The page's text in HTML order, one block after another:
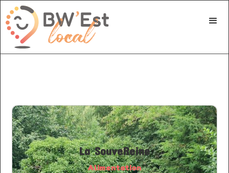
La SouveReine
Alimentation